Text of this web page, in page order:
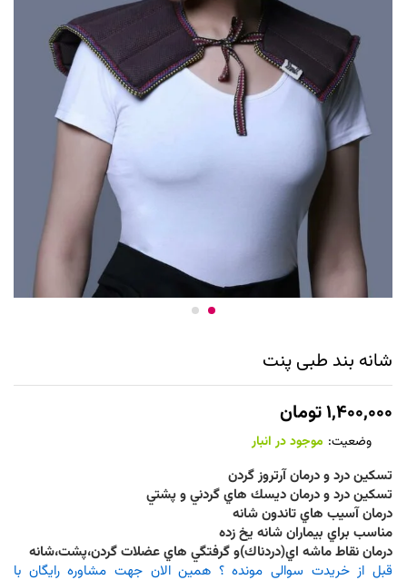
شانه بند طبی پنت
۱,۴۰۰,۰۰۰تومان
وضعیت: موجود در انبار
تسكين درد و درمان آرتروز گردن
تسكين درد و درمان ديسك هاي گردني و پشتي
درمان آسيب هاي تاندون شانه
مناسب براي بيماران شانه يخ زده
درمان نقاط ماشه اي(دردناك)و گرفتگي هاي عضلات گردن،پشت،شانه
قبل از خریدت سوالی مونده ؟ همین الان جهت مشاوره رایگان با